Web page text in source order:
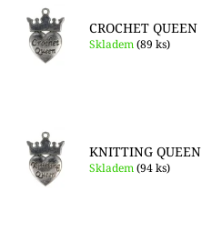
CROCHET QUEEN
Skladem(89 ks)
KNITTING QUEEN
Skladem(94 ks)